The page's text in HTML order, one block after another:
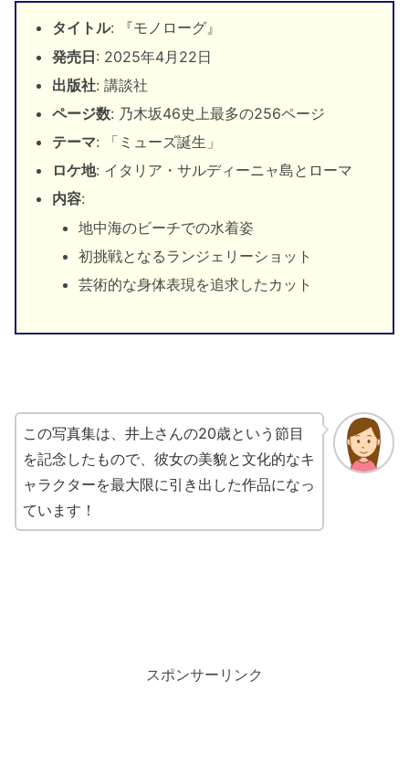
タイトル: 『モノローグ』
発売日: 2025年4月22日
出版社: 講談社
ページ数: 乃木坂46史上最多の256ページ
テーマ: 「ミューズ誕生」
ロケ地: イタリア・サルディーニャ島とローマ
内容:
地中海のビーチでの水着姿
初挑戦となるランジェリーショット
芸術的な身体表現を追求したカット
この写真集は、井上さんの20歳という節目
を記念したもので、彼女の美貌と文化的なキ
ャラクターを最大限に引き出した作品になっ
ています！
スポンサーリンク